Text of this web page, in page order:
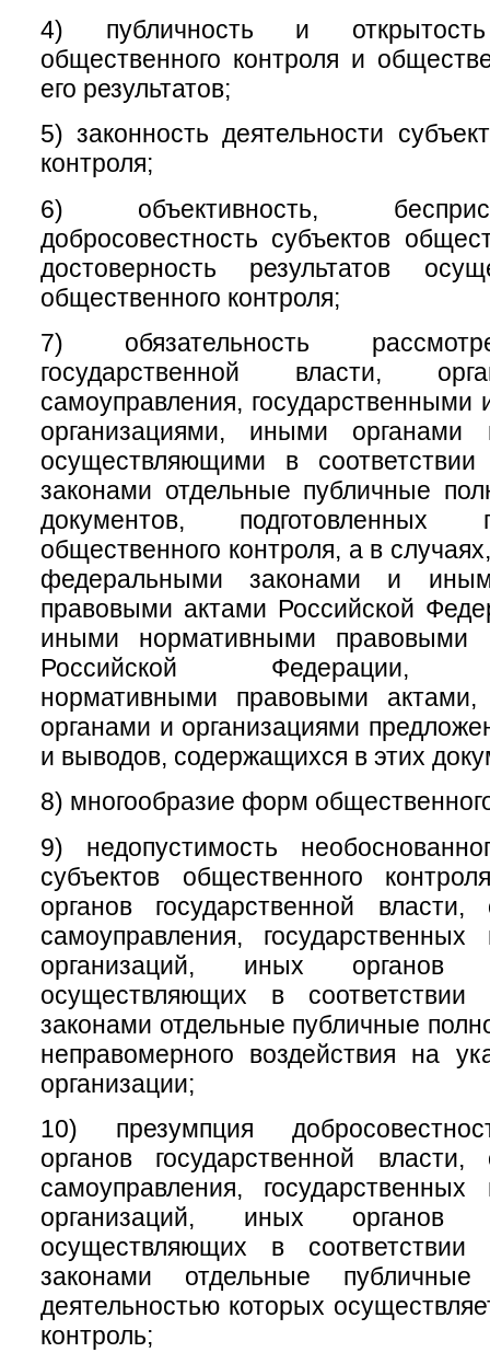
4) публичность и открытость
общественного контроля и
его результатов;
5) законность деятельности
контроля;
6) объективность,
добросовестность субъектов
достоверность результатов
общественного контроля;
7) обязательность
государственной власти,
самоуправления,
организациями, иными органами
осуществляющими в
законами отдельные публичные
документов, подготовленных
общественного контроля, а в
федеральными законами и
правовыми актами Российской
иными нормативными правовыми
Российской Федерации,
нормативными правовыми
органами и организациями
и выводов, содержащихся в этих
8) многообразие форм
9) недопустимость
субъектов общественного
органов государственной власти,
самоуправления,
организаций, иных органов
осуществляющих в
законами отдельные публичные
неправомерного воздействия на
организации;
10) презумпция
органов государственной власти,
самоуправления,
организаций, иных органов
осуществляющих в
законами отдельные
деятельностью которых
контроль;